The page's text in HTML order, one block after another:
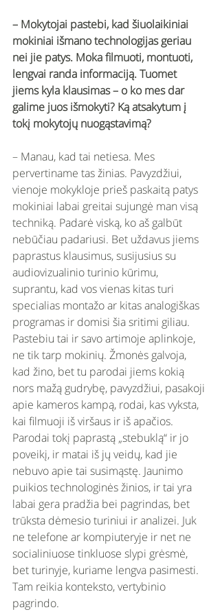
– Mokytojai pastebi, kad šiuolaikiniai
mokiniai išmano technologijas geriau
nei jie patys. Moka filmuoti, montuoti,
lengvai randa informaciją. Tuomet
jiems kyla klausimas – o ko mes dar
galime juos išmokyti? Ką atsakytum į
tokį mokytojų nuogąstavimą?
– Manau, kad tai netiesa. Mes
pervertiname tas žinias. Pavyzdžiui,
vienoje mokykloje prieš paskaitą patys
mokiniai labai greitai sujungė man visą
techniką. Padarė viską, ko aš galbūt
nebūčiau padariusi. Bet uždavus jiems
paprastus klausimus, susijusius su
audiovizualinio turinio kūrimu,
suprantu, kad vos vienas kitas turi
specialias montažo ar kitas analogiškas
programas ir domisi šia sritimi giliau.
Pastebiu tai ir savo artimoje aplinkoje,
ne tik tarp mokinių. Žmonės galvoja,
kad žino, bet tu parodai jiems kokią
nors mažą gudrybę, pavyzdžiui, pasakoji
apie kameros kampą, rodai, kas vyksta,
kai filmuoji iš viršaus ir iš apačios.
Parodai tokį paprastą „stebuklą“ ir jo
poveikį, ir matai iš jų veidų, kad jie
nebuvo apie tai susimąstę. Jaunimo
puikios technologinės žinios, ir tai yra
labai gera pradžia bei pagrindas, bet
trūksta dėmesio turiniui ir analizei. Juk
ne telefone ar kompiuteryje ir net ne
socialiniuose tinkluose slypi grėsmė,
bet turinyje, kuriame lengva pasimesti.
Tam reikia konteksto, vertybinio
pagrindo.